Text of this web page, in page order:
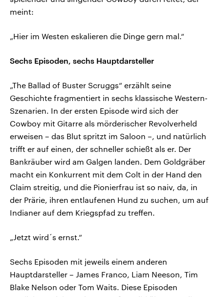
meint:
„Hier im Westen eskalieren die Dinge gern mal.“
Sechs Episoden, sechs Hauptdarsteller
„The Ballad of Buster Scruggs“ erzählt seine
Geschichte fragmentiert in sechs klassische Western-
Szenarien. In der ersten Episode wird sich der
Cowboy mit Gitarre als mörderischer Revolverheld
erweisen – das Blut spritzt im Saloon –, und natürlich
trifft er auf einen, der schneller schießt als er. Der
Bankräuber wird am Galgen landen. Dem Goldgräber
macht ein Konkurrent mit dem Colt in der Hand den
Claim streitig, und die Pionierfrau ist so naiv, da, in
der Prärie, ihren entlaufenen Hund zu suchen, um auf
Indianer auf dem Kriegspfad zu treffen.
„Jetzt wird´s ernst.“
Sechs Episoden mit jeweils einem anderen
Hauptdarsteller – James Franco, Liam Neeson, Tim
Blake Nelson oder Tom Waits. Diese Episoden